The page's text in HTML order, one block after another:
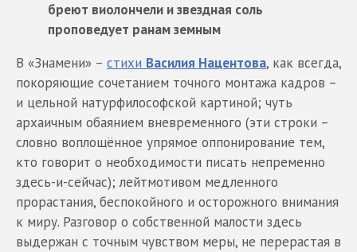
бреют виолончели и звездная соль
проповедует ранам земным
В «Знамени» – стихи Василия Нацентова, как всегда,
покоряющие сочетанием точного монтажа кадров –
и цельной натурфилософской картиной; чуть
архаичным обаянием вневременного (эти строки –
словно воплощённое упрямое оппонирование тем,
кто говорит о необходимости писать непременно
здесь-и-сейчас); лейтмотивом медленного
прорастания, беспокойного и осторожного внимания
к миру. Разговор о собственной малости здесь
выдержан с точным чувством меры, не перерастая в